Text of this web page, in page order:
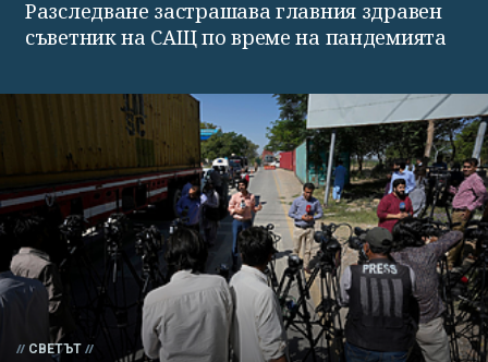
Разследване застрашава главния здравен
съветник на САЩ по време на пандемията
СВЕТЪТ